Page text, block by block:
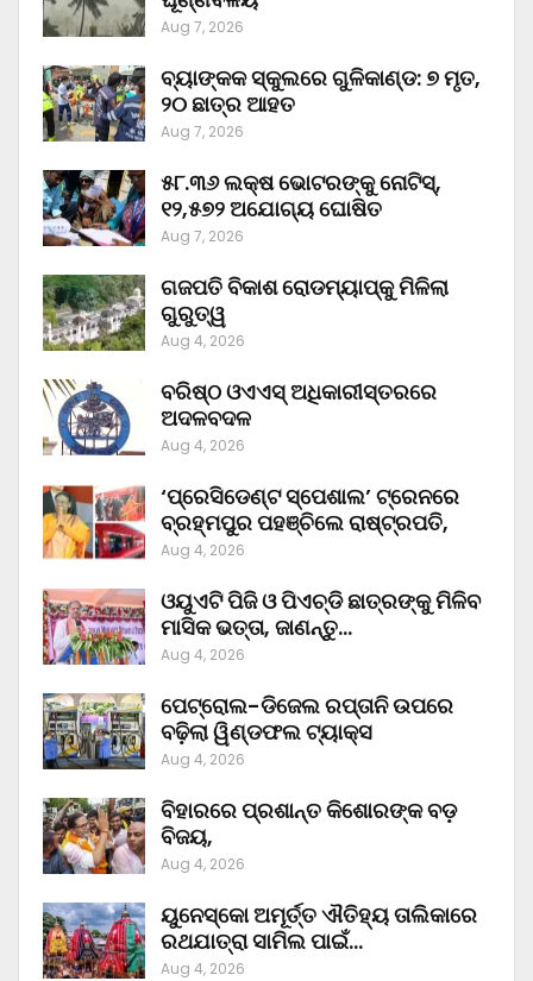
Aug 7, 2026
ବ୍ୟାଙ୍କକ ସ୍କୁଲରେ ଗୁଳିକାଣ୍ଡ: ୭ ମୃତ,
୨୦ ଛାତ୍ର ଆହତ
Aug 7, 2026
୫୮.୩୬ ଲକ୍ଷ ଭୋଟରଙ୍କୁ ନୋଟିସ୍‌,
୧୨,୫୭୨ ଅଯୋଗ୍ୟ ଘୋଷିତ
Aug 7, 2026
ଗଜପତି ବିକାଶ ରୋଡମ୍ୟାପ୍‌କୁ ମିଳିଲା
ଗୁରୁତ୍ୱ
Aug 4, 2026
ବରିଷ୍ଠ ଓଏଏସ୍‌ ଅଧିକାରୀସ୍ତରରେ
ଅଦଳବଦଳ
Aug 4, 2026
‘ପ୍ରେସିଡେଣ୍ଟ ସ୍ପେଶାଲ’ ଟ୍ରେନରେ
ବ୍ରହ୍ମପୁର ପହଞ୍ଚିଲେ ରାଷ୍ଟ୍ରପତି,
Aug 4, 2026
ଓୟୁଏଟି ପିଜି ଓ ପିଏଚ୍‌ଡି ଛାତ୍ରଙ୍କୁ ମିଳିବ
ମାସିକ ଭତ୍ତା, ଜାଣନ୍ତୁ…
Aug 4, 2026
ପେଟ୍ରୋଲ-ଡିଜେଲ ରପ୍ତାନି ଉପରେ
ବଢ଼ିଲା ୱିଣ୍ଡଫଲ ଟ୍ୟାକ୍ସ
Aug 4, 2026
ବିହାରରେ ପ୍ରଶାନ୍ତ କିଶୋରଙ୍କ ବଡ଼
ବିଜୟ,
Aug 4, 2026
ୟୁନେସ୍କୋ ଅମୂର୍ତ୍ତ ଐତିହ୍ୟ ତାଲିକାରେ
ରଥଯାତ୍ରା ସାମିଲ ପାଇଁ…
Aug 4, 2026